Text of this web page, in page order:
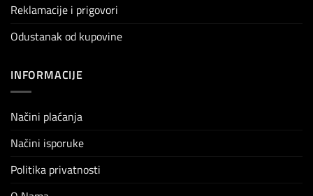
Reklamacije i prigovori
Odustanak od kupovine
INFORMACIJE
Načini plaćanja
Načini isporuke
Politika privatnosti